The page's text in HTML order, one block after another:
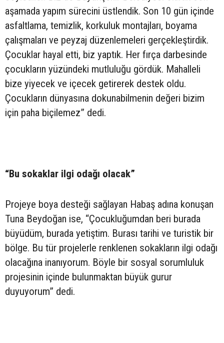
aşamada yapım sürecini üstlendik. Son 10 gün içinde
asfaltlama, temizlik, korkuluk montajları, boyama
çalışmaları ve peyzaj düzenlemeleri gerçekleştirdik.
Çocuklar hayal etti, biz yaptık. Her fırça darbesinde
çocukların yüzündeki mutluluğu gördük. Mahalleli
bize yiyecek ve içecek getirerek destek oldu.
Çocukların dünyasına dokunabilmenin değeri bizim
için paha biçilemez” dedi.
“Bu sokaklar ilgi odağı olacak”
Projeye boya desteği sağlayan Habaş adına konuşan
Tuna Beydoğan ise, “Çocukluğumdan beri burada
büyüdüm, burada yetiştim. Burası tarihi ve turistik bir
bölge. Bu tür projelerle renklenen sokakların ilgi odağı
olacağına inanıyorum. Böyle bir sosyal sorumluluk
projesinin içinde bulunmaktan büyük gurur
duyuyorum” dedi.